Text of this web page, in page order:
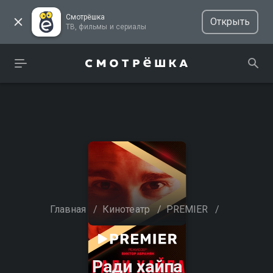
Смотрёшка
ТВ, фильмы и сериалы
Открыть
Главная / Кинотеатр / PREMIER /
Ради хайпа